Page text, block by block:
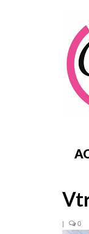
| 0